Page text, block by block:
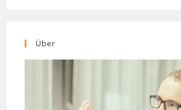
Über